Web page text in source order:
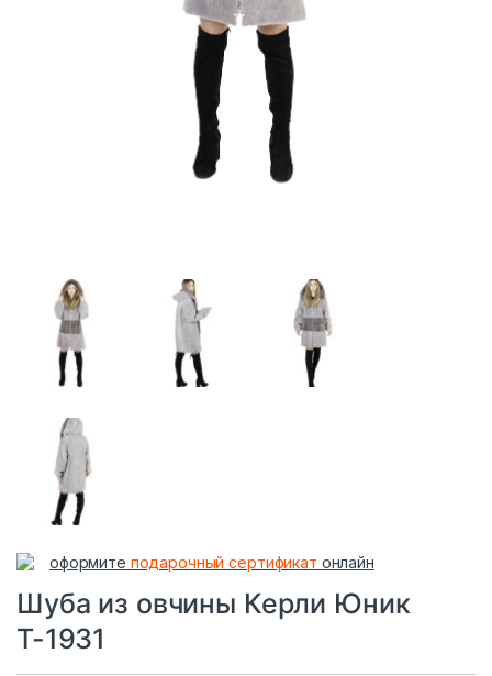
оформите подарочный сертификат онлайн
Шуба из овчины Керли Юник
Т-1931